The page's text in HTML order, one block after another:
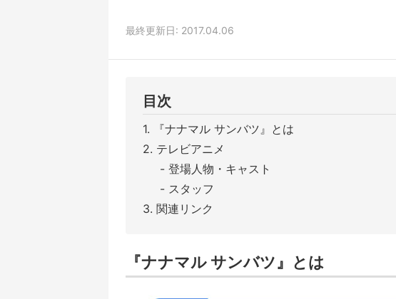
最終更新日: 2017.04.06
目次
『ナナマル サンバツ』とは
テレビアニメ
登場人物・キャスト
スタッフ
関連リンク
『ナナマル サンバツ』とは